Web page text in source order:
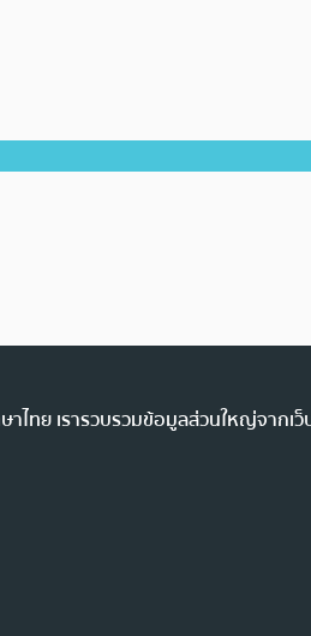
ทย เรารวบรวมข้อมูลส่วนใหญ่จากเ